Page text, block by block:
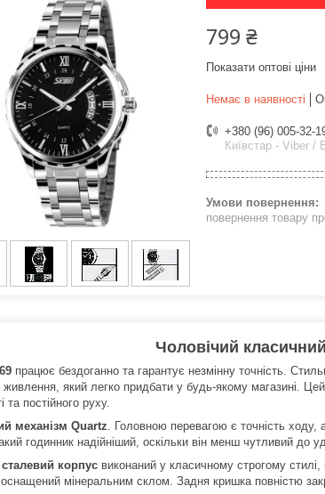
799 ₴
Показати оптові ціни
Немає в наявності
+380 (96) 005-32-
Київстар - Viber /
повернення товару
Чоловічий класичний
працює бездоганно та гарантує незмінну точність.
який легко придбати у будь-якому магазині. Цей
та постійного руху.
механізм Quartz . Головною перевагою є точність
годинник надійніший, оскільки він менш чутливий до
корпус виконаний у класичному строгому
мінеральним склом. Задня кришка повністю